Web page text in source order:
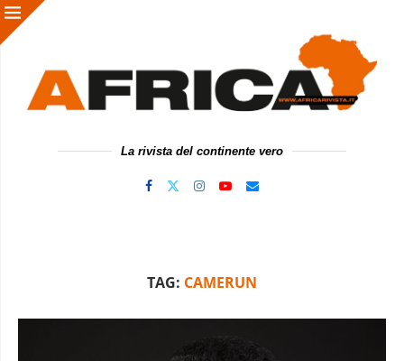
La rivista del continente vero
TAG: CAMERUN